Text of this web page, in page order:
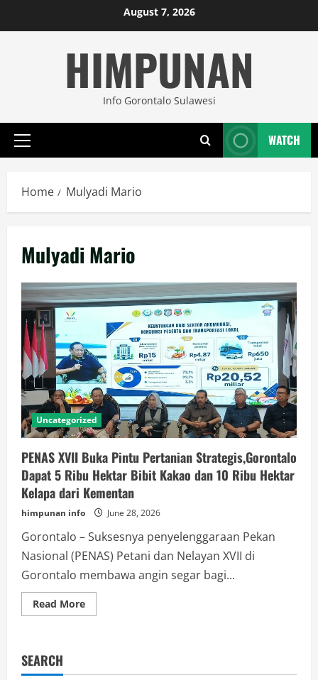
to
August 7, 2026
HIMPUNAN
Info Gorontalo Sulawesi
Primary
WATCH
Home Mulyadi Mario
Mulyadi Mario
Uncategorized
PENAS XVII Buka Pintu Pertanian Strategis,Gorontalo
Dapat 5 Ribu Hektar Bibit Kakao dan 10 Ribu Hektar
Kelapa dari Kementan
himpunan info June 28, 2026
Gorontalo – Suksesnya penyelenggaraan Pekan
Nasional (PENAS) Petani dan Nelayan XVII di
Gorontalo membawa angin segar bagi...
Read MoreRead
more
Pertanian
SEARCH